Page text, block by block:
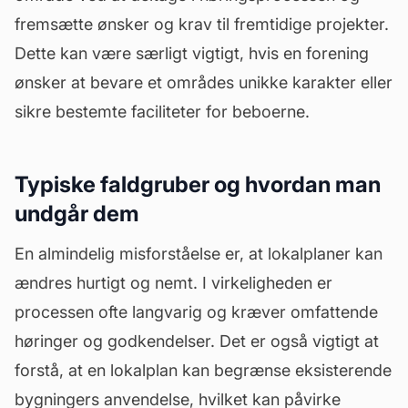
fremsætte ønsker og krav til fremtidige projekter.
Dette kan være særligt vigtigt, hvis en forening
ønsker at bevare et områdes unikke karakter eller
sikre bestemte faciliteter for beboerne.
Typiske faldgruber og hvordan man
undgår dem
En almindelig misforståelse er, at lokalplaner kan
ændres hurtigt og nemt. I virkeligheden er
processen ofte langvarig og kræver omfattende
høringer og godkendelser. Det er også vigtigt at
forstå, at en lokalplan kan begrænse eksisterende
bygningers anvendelse, hvilket kan påvirke